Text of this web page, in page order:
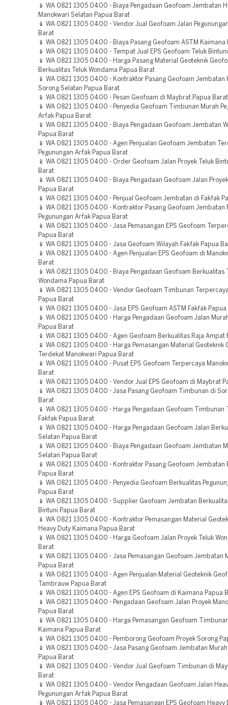
📱 WA 0821 1305 0400 - Biaya Pengadaan Geofoam Jembatan
Manokwari Selatan Papua Barat
📱 WA 0821 1305 0400 - Vendor Jual Geofoam Jalan
Barat
📱 WA 0821 1305 0400 - Biaya Pasang Geofoam ASTM Kaimana
📱 WA 0821 1305 0400 - Tempat Jual EPS Geofoam Teluk
📱 WA 0821 1305 0400 - Harga Pasang Material Geoteknik
Berkualitas Teluk Wondama Papua Barat
📱 WA 0821 1305 0400 - Kontraktor Pasang Geofoam Jembatan
Sorong Selatan Papua Barat
📱 WA 0821 1305 0400 - Pesan Geofoam di Maybrat Papua Barat
📱 WA 0821 1305 0400 - Penyedia Geofoam Timbunan Murah
Arfak Papua Barat
📱 WA 0821 1305 0400 - Biaya Pengadaan Geofoam Jembatan
Papua Barat
📱 WA 0821 1305 0400 - Agen Penjualan Geofoam Jembatan
Pegunungan Arfak Papua Barat
📱 WA 0821 1305 0400 - Order Geofoam Jalan Proyek Teluk
Barat
📱 WA 0821 1305 0400 - Biaya Pengadaan Geofoam Jalan
Papua Barat
📱 WA 0821 1305 0400 - Penjual Geofoam Jembatan di Fakfak
📱 WA 0821 1305 0400 - Kontraktor Pasang Geofoam Jembatan
Pegunungan Arfak Papua Barat
📱 WA 0821 1305 0400 - Jasa Pemasangan EPS Geofoam
Papua Barat
📱 WA 0821 1305 0400 - Jasa Geofoam Wilayah Fakfak Papua
📱 WA 0821 1305 0400 - Agen Penjualan EPS Geofoam di
Barat
📱 WA 0821 1305 0400 - Biaya Pengadaan Geofoam Berkualitas
Wondama Papua Barat
📱 WA 0821 1305 0400 - Vendor Geofoam Timbunan
Papua Barat
📱 WA 0821 1305 0400 - Jasa EPS Geofoam ASTM Fakfak Papua
📱 WA 0821 1305 0400 - Harga Pengadaan Geofoam Jalan
Papua Barat
📱 WA 0821 1305 0400 - Agen Geofoam Berkualitas Raja Ampat
📱 WA 0821 1305 0400 - Harga Pemasangan Material Geoteknik
Terdekat Manokwari Papua Barat
📱 WA 0821 1305 0400 - Pusat EPS Geofoam Terpercaya
Barat
📱 WA 0821 1305 0400 - Vendor Jual EPS Geofoam di Maybrat
📱 WA 0821 1305 0400 - Jasa Pasang Geofoam Timbunan di
Barat
📱 WA 0821 1305 0400 - Harga Pengadaan Geofoam Timbunan
Fakfak Papua Barat
📱 WA 0821 1305 0400 - Harga Pengadaan Geofoam Jalan
Selatan Papua Barat
📱 WA 0821 1305 0400 - Biaya Pengadaan Geofoam Jembatan
Selatan Papua Barat
📱 WA 0821 1305 0400 - Kontraktor Pasang Geofoam Jembatan
Papua Barat
📱 WA 0821 1305 0400 - Penyedia Geofoam Berkualitas
Papua Barat
📱 WA 0821 1305 0400 - Supplier Geofoam Jembatan
Bintuni Papua Barat
📱 WA 0821 1305 0400 - Kontraktor Pemasangan Material
Heavy Duty Kaimana Papua Barat
📱 WA 0821 1305 0400 - Harga Geofoam Jalan Proyek Teluk
Barat
📱 WA 0821 1305 0400 - Jasa Pemasangan Geofoam Jembatan
Papua Barat
📱 WA 0821 1305 0400 - Agen Penjualan Material Geoteknik
Tambrauw Papua Barat
📱 WA 0821 1305 0400 - Agen EPS Geofoam di Kaimana Papua
📱 WA 0821 1305 0400 - Pengadaan Geofoam Jalan Proyek
Papua Barat
📱 WA 0821 1305 0400 - Harga Pemasangan Geofoam
Kaimana Papua Barat
📱 WA 0821 1305 0400 - Pemborong Geofoam Proyek Sorong
📱 WA 0821 1305 0400 - Jasa Pasang Geofoam Jembatan
Papua Barat
📱 WA 0821 1305 0400 - Vendor Jual Geofoam Timbunan di
Barat
📱 WA 0821 1305 0400 - Vendor Pengadaan Geofoam Jalan
Pegunungan Arfak Papua Barat
📱 WA 0821 1305 0400 - Jasa Pemasangan EPS Geofoam Heavy